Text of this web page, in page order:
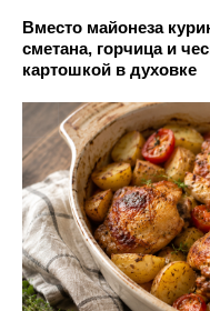
Вместо майонеза
сметана, горчица и
картошкой в духовке